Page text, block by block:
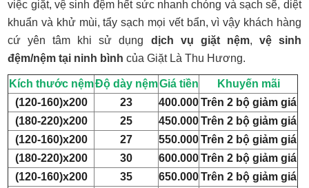
việc giặt, vệ sinh đệm hết sức nhanh chóng và sạch sẽ, diệt
khuẩn và khử mùi, tẩy sạch mọi vết bẩn, vì vậy khách hàng
cứ yên tâm khi sử dụng dịch vụ giặt nệm, vệ sinh
đệm/nệm tại ninh bình của Giặt Là Thu Hương.
Kích thước nệmĐộ dày nệmGiá tiền
Khuyến mãi
(120-160)x200
23 400.000Trên 2 bộ giảm giá
(180-220)x200
25 450.000Trên 2 bộ giảm giá
(120-160)x200
27 550.000Trên 2 bộ giảm giá
(180-220)x200
30 600.000Trên 2 bộ giảm giá
(120-160)x200
35 650.000Trên 2 bộ giảm giá